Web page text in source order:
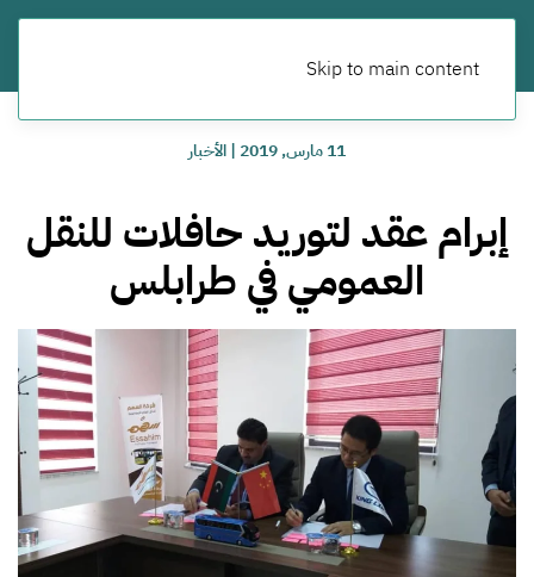
Skip to main content
11 مارس, 2019 |الأخبار
إبرام عقد لتوريد حافلات للنقل
العمومي في طرابلس